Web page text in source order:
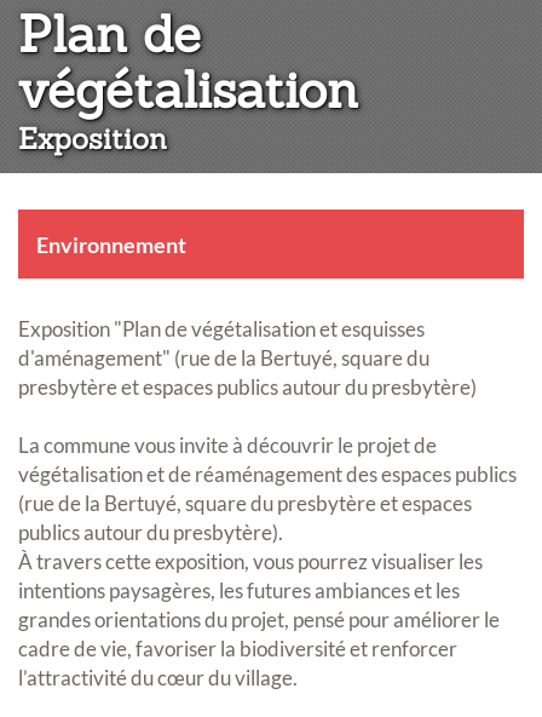
Plan de
végétalisation:
Exposition
Environnement
Exposition "Plan de végétalisation et esquisses
d'aménagement" (rue de la Bertuyé, square du
presbytère et espaces publics autour du presbytère)
La commune vous invite à découvrir le projet de
végétalisation et de réaménagement des espaces publics
(rue de la Bertuyé, square du presbytère et espaces
publics autour du presbytère).
À travers cette exposition, vous pourrez visualiser les
intentions paysagères, les futures ambiances et les
grandes orientations du projet, pensé pour améliorer le
cadre de vie, favoriser la biodiversité et renforcer
l’attractivité du cœur du village.